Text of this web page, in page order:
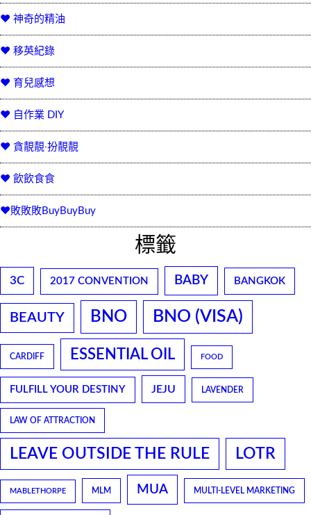
♥ 神奇的精油
♥ 移英紀錄
♥ 育兒感想
♥ 自作業 DIY
♥ 貪靚靚‧扮靚靚
♥ 飲飲食食
♥敗敗敗BuyBuyBuy
標籤
3C 2017 CONVENTION BABY BANGKOK
BEAUTY BNO BNO (VISA)
CARDIFF ESSENTIAL OIL FOOD
FULFILL YOUR DESTINY JEJU LAVENDER
LAW OF ATTRACTION
LEAVE OUTSIDE THE RULE LOTR
MABLETHORPE MLM MUA MULTI-LEVEL MARKETING